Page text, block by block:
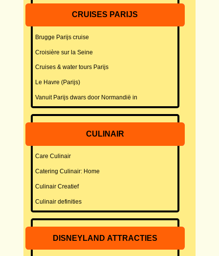
CRUISES PARIJS
Brugge Parijs cruise
Croisière sur la Seine
Cruises & water tours Parijs
Le Havre (Parijs)
Vanuit Parijs dwars door Normandië in
CULINAIR
Care Culinair
Catering Culinair: Home
Culinair Creatief
Culinair definities
DISNEYLAND ATTRACTIES